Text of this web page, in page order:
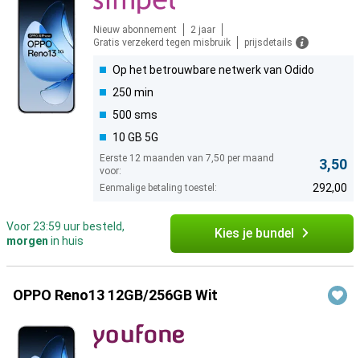
Nieuw abonnement
2 jaar
Gratis verzekerd tegen misbruik
prijsdetails
Op het betrouwbare netwerk van Odido
250 min
500 sms
10 GB 5G
Eerste 12 maanden van 7,50 per maand
voor:
3,50
Eenmalige betaling toestel: 292,00
Voor 23:59 uur besteld,
morgen in huis Kies je bundel
OPPO Reno13 12GB/256GB Wit